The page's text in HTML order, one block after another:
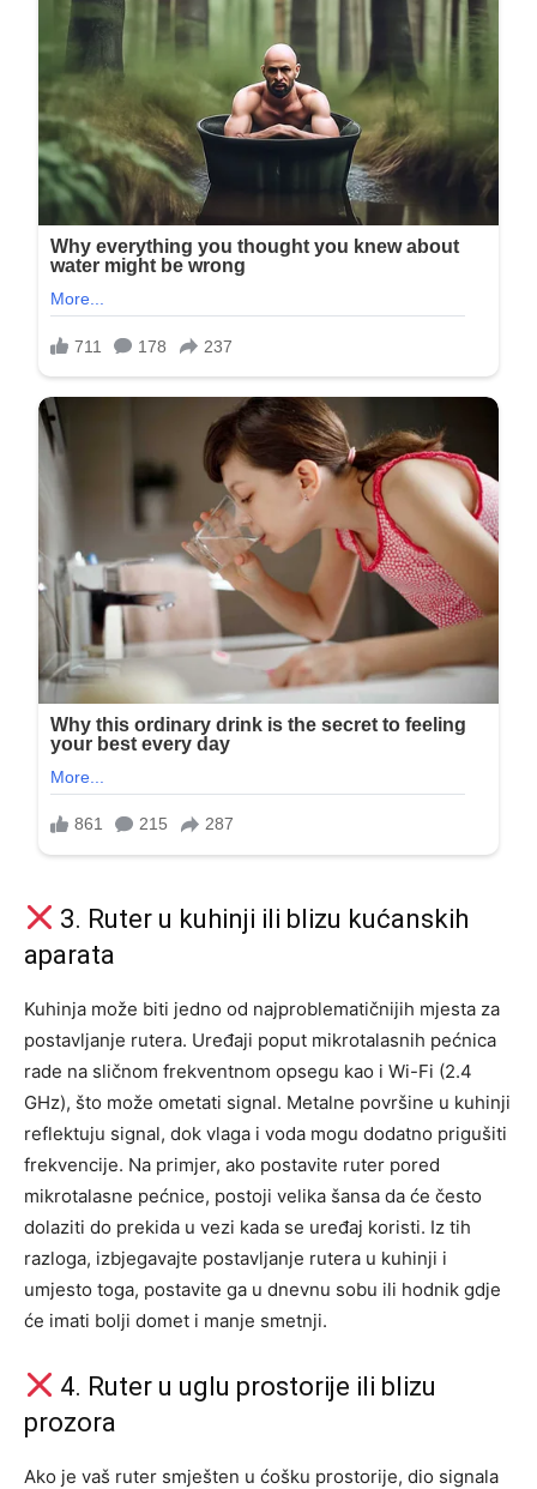
3. Ruter u kuhinji ili blizu kućanskih
aparata
Kuhinja može biti jedno od najproblematičnijih mjesta za
postavljanje rutera. Uređaji poput mikrotalasnih pećnica
rade na sličnom frekventnom opsegu kao i Wi-Fi (2.4
GHz), što može ometati signal. Metalne površine u kuhinji
reflektuju signal, dok vlaga i voda mogu dodatno prigušiti
frekvencije. Na primjer, ako postavite ruter pored
mikrotalasne pećnice, postoji velika šansa da će često
dolaziti do prekida u vezi kada se uređaj koristi. Iz tih
razloga, izbjegavajte postavljanje rutera u kuhinji i
umjesto toga, postavite ga u dnevnu sobu ili hodnik gdje
će imati bolji domet i manje smetnji.
4. Ruter u uglu prostorije ili blizu
prozora
Ako je vaš ruter smješten u ćošku prostorije, dio signala